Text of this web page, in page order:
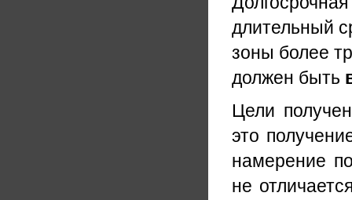
длительный
зоны более
должен быть
Цели
это
намерение
не